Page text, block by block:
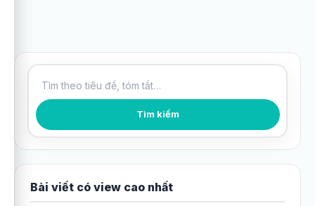
Tìm kiếm bài viết Tìm kiếm
Bài viết có view cao nhất